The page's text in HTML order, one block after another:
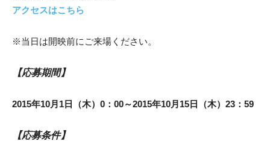
アクセスはこちら
※当日は開映前にご来場ください。
【応募期間】
2015年10月1日（木）0：00～2015年10月15日（木）23：59
【応募条件】